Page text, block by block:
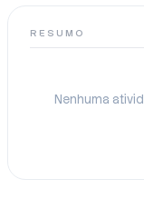
RESUMO
Nenhuma